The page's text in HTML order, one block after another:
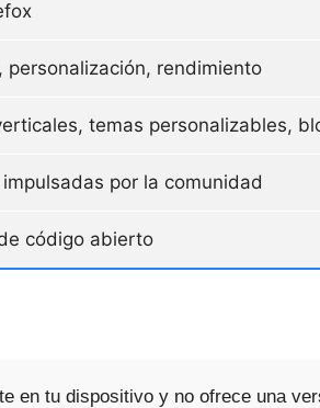
personalización, rendimiento
temas personalizables,
impulsadas por la comunidad
código abierto
en tu dispositivo y no ofrece una